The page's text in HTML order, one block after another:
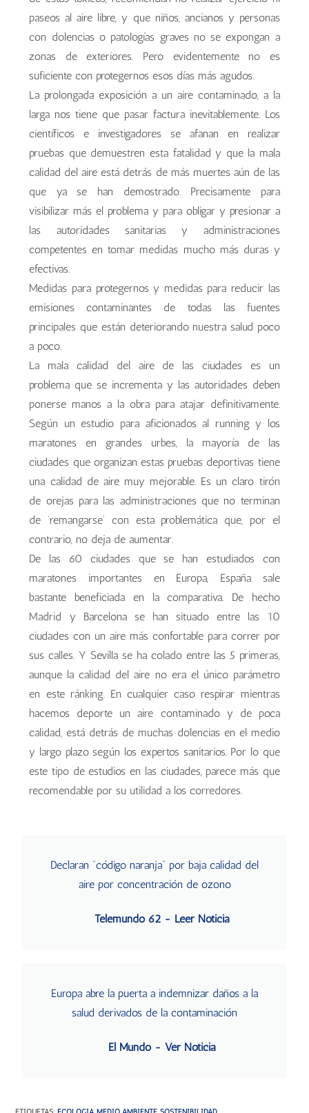
paseos al aire libre, y que niños, ancianos y personas
con dolencias o patologías graves no se expongan a
zonas de exteriores. Pero evidentemente no es
suficiente con protegernos esos días más agudos.
La prolongada exposición a un aire contaminado, a la
larga nos tiene que pasar factura inevitablemente. Los
científicos e investigadores se afanan en realizar
pruebas que demuestren esta fatalidad y que la mala
calidad del aire está detrás de más muertes aún de las
que ya se han demostrado. Precisamente para
visibilizar más el problema y para obligar y presionar a
las autoridades sanitarias y administraciones
competentes en tomar medidas mucho más duras y
efectivas.
Medidas para protegernos y medidas para reducir las
emisiones contaminantes de todas las fuentes
principales que están deteriorando nuestra salud poco
a poco.
La mala calidad del aire de las ciudades es un
problema que se incrementa y las autoridades deben
ponerse manos a la obra para atajar definitivamente.
Según un estudio para aficionados al running y los
maratones en grandes urbes, la mayoría de las
ciudades que organizan estas pruebas deportivas tiene
una calidad de aire muy mejorable. Es un claro tirón
de orejas para las administraciones que no terminan
de ‘remangarse’ con esta problemática que, por el
contrario, no deja de aumentar.
De las 60 ciudades que se han estudiados con
maratones importantes en Europa, España sale
bastante beneficiada en la comparativa. De hecho
Madrid y Barcelona se han situado entre las 10
ciudades con un aire más confortable para correr por
sus calles. Y Sevilla se ha colado entre las 5 primeras,
aunque la calidad del aire no era el único parámetro
en este ránking. En cualquier caso respirar mientras
hacemos deporte un aire contaminado y de poca
calidad, está detrás de muchas dolencias en el medio
y largo plazo según los expertos sanitarios. Por lo que
este tipo de estudios en las ciudades, parece más que
recomendable por su utilidad a los corredores.
Declaran “código naranja” por baja calidad del
aire por concentración de ozono
Telemundo 62 - Leer Noticia
Europa abre la puerta a indemnizar daños a la
salud derivados de la contaminación
El Mundo - Ver Noticia